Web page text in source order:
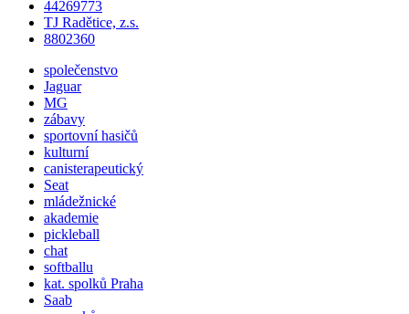
44269773
TJ Radětice, z.s.
8802360
společenstvo
Jaguar
MG
zábavy
sportovní hasičů
kulturní
canisterapeutický
Seat
mládežnické
akademie
pickleball
chat
softballu
kat. spolků Praha
Saab